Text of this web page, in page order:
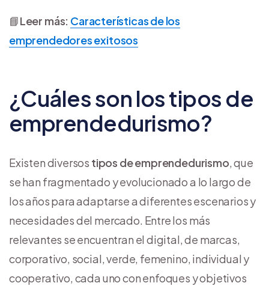
📘Leer más: Características de los
emprendedores exitosos
¿Cuáles son los tipos de
emprendedurismo?
Existen diversos tipos de emprendedurismo, que
se han fragmentado y evolucionado a lo largo de
los años para adaptarse a diferentes escenarios y
necesidades del mercado. Entre los más
relevantes se encuentran el digital, de marcas,
corporativo, social, verde, femenino, individual y
cooperativo, cada uno con enfoques y objetivos